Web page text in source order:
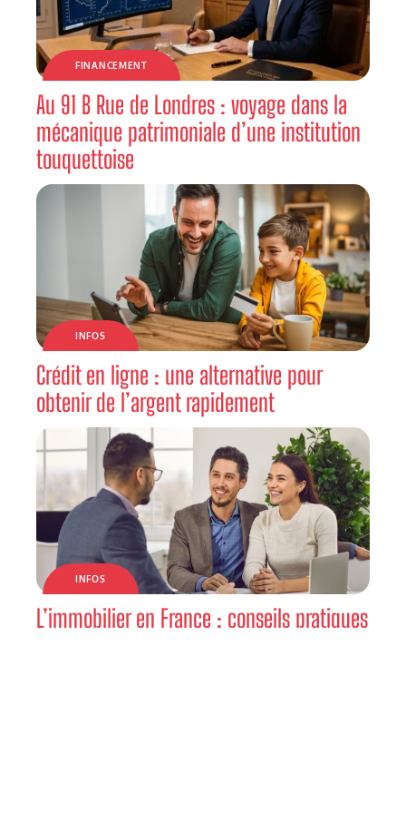
FINANCEMENT
Au 91 B Rue de Londres : voyage dans la
mécanique patrimoniale d’une institution
touquettoise
INFOS
Crédit en ligne : une alternative pour
obtenir de l’argent rapidement
INFOS
L’immobilier en France : conseils pratiques